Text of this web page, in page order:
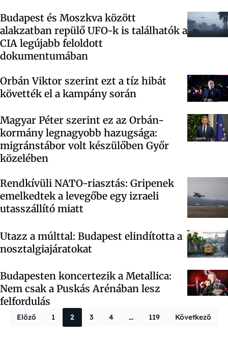
Budapest és Moszkva között
alakzatban repülő UFO-k is találhatók a
CIA legújabb feloldott
dokumentumában
Orbán Viktor szerint ezt a tíz hibát
követték el a kampány során
Magyar Péter szerint ez az Orbán-
kormány legnagyobb hazugsága:
migránstábor volt készülőben Győr
közelében
Rendkívüli NATO-riasztás: Gripenek
emelkedtek a levegőbe egy izraeli
utasszállító miatt
Utazz a múlttal: Budapest elindította a
nosztalgiajáratokat
Budapesten koncertezik a Metallica:
Nem csak a Puskás Arénában lesz
felfordulás
Bejegyzések
Előző 1 2 3 4 … 119 Következő